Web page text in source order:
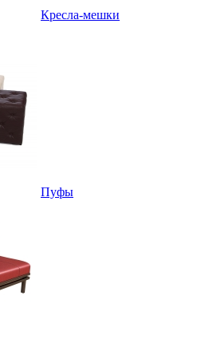
Кресла-мешки
Пуфы